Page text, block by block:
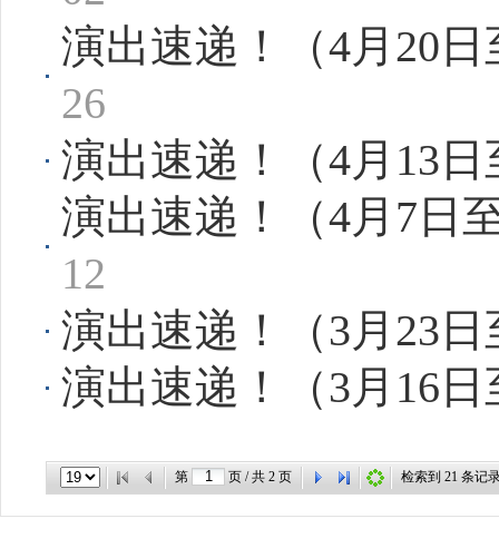
演出速递！（4月20
26
演出速递！（4月13
演出速递！（4月7日
12
演出速递！（3月23
演出速递！（3月16
第 页 / 共 2 页 检索到 21 条记